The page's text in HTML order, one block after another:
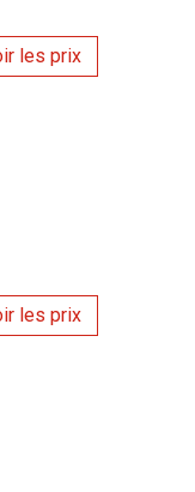
les prix
les prix